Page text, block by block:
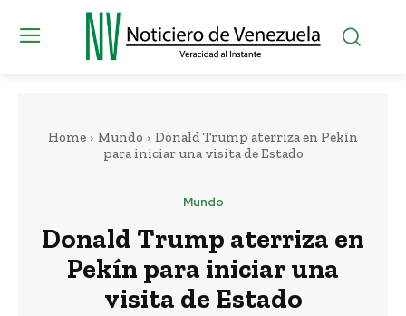
Home Mundo
Donald Trump aterriza en Pekín
para iniciar una visita de Estado
Mundo
Donald Trump aterriza en
Pekín para iniciar una
visita de Estado